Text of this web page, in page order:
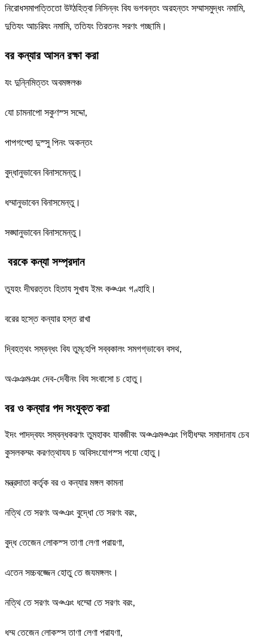
নিরোধসমাপত্তিতো উট্ঠহিত্বা নিসিন্নং বিয ভগবন্তং অরহন্তং সম্মাসমুদ্ধং নমামি,
দুতিযং আচরিযং নমামি, ততিযং তিরতনং সরণং গচ্ছামি।
বর কন্যার আসন রক্ষা করা
যং দুন্নিমিত্তং অবমঙ্গলঞ্চ
যো চামনাপো সকুণস্স সদ্দো,
পাপগগ্হো দুস্সু পিনং অকন্তং
বুদ্ধানুভাবেন বিনাসমেন্তু।
ধম্মানুভাবেন বিনাসমেন্তু।
সঙ্ঘানুভাবেন বিনাসমেন্তু।
বরকে কন্যা সম্প্রদান
তুযহং দীঘরত্তং হিতায সুখায ইমং কঞ্ঞং গণ্হাহি।
বরের হস্তে কন্যার হস্ত রাখা
দ্বিহত্থং সম্বন্ধং বিয তুম্‌হেপি সব্বকালং সমগগ্ভাবেন বসথ,
অঞঞমঞং দেব-দেবীনং বিয সংবাসো চ হোতু।
বর ও কন্যার পদ সংযুক্ত করা
ইদং পাদদ্বযং সম্বন্ধকরণং তুমহাকং যাবজীবং অঞ্ঞমঞ্ঞং গিহীধম্মং সমাদানায চেব
কুসলকম্মং করণত্থাযয চ অবিসংযোগস্স পযো হোতু।
মন্ত্রদাতা কর্তৃক বর ও কন্যার মঙ্গল কামনা
নত্থি তে সরণং অঞ্ঞং বুদ্ধো তে সরণং বরং,
বুদ্ধ তেজেন লোকস্স তাণা লেণা পরায়ণা,
এতেন সচ্চবজ্জেন হোতু তে জযমঙ্গলং।
নত্থি তে সরণং অঞ্ঞং ধম্মো তে সরণং বরং,
ধম্ম তেজেন লোকস্স তাণা লেণা পরাযণা,